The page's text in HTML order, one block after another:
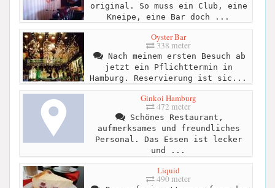
original. So muss ein Club, eine
Kneipe, eine Bar doch ...
Oyster Bar
338 meter
Nach meinem ersten Besuch ab
jetzt ein Pflichttermin in
Hamburg. Reservierung ist sic...
Ginkoi Hamburg
472 meter
Schönes Restaurant,
aufmerksames und freundliches
Personal. Das Essen ist lecker
und ...
Liquid
490 meter